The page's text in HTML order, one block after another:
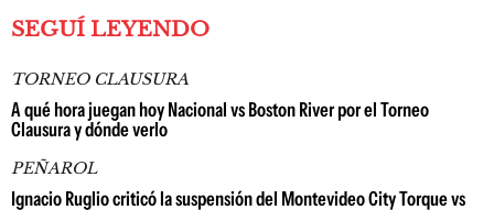
SEGUÍ LEYENDO
TORNEO CLAUSURA
A qué hora juegan hoy Nacional vs Boston River por el Torneo
Clausura y dónde verlo
PEÑAROL
Ignacio Ruglio criticó la suspensión del Montevideo City Torque vs